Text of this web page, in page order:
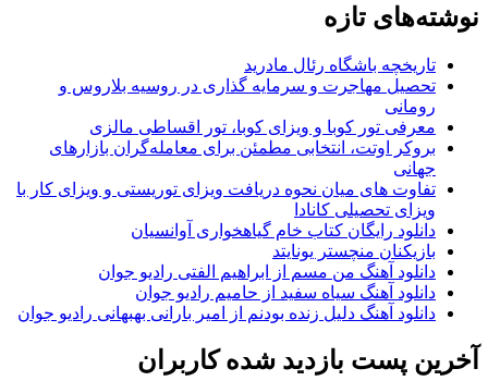
نوشته‌های تازه
تاریخچه باشگاه رئال مادرید
تحصیل مهاجرت و سرمایه گذاری در روسیه بلاروس و
رومانی
معرفی تور کوبا و ویزای کوبا، تور اقساطی مالزی
بروکر اوتت، انتخابی مطمئن برای معامله‌گران بازارهای
جهانی
تفاوت های میان نحوه دریافت ویزای توریستی و ویزای کار با
ویزای تحصیلی کانادا
دانلود رایگان کتاب خام گیاهخواری آوانسیان
بازیکنان منچستر یونایتد
دانلود آهنگ من مسم از ابراهیم الفتی رادیو جوان
دانلود آهنگ سیاه سفید از حامیم رادیو جوان
دانلود آهنگ دلیل زنده بودنم از امیر بارانی بهبهانی رادیو جوان
آخرین پست بازدید شده کاربران